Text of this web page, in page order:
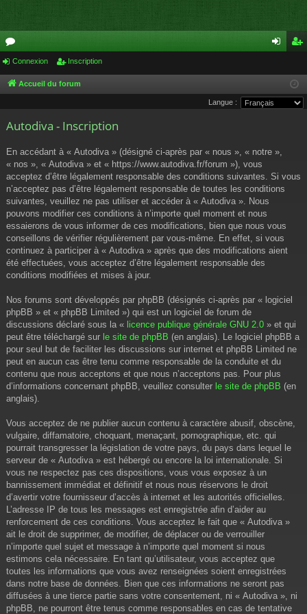
or
u
s
cri
pti
Connexion Inscription
Accueil du forum
Langue :
Autodiva - Inscription
En accédant à « Autodiva » (désigné ci-après par « nous », « notre »,
« nos », « Autodiva » et « https://www.autodiva.fr/forum »), vous
acceptez d’être légalement responsable des conditions suivantes. Si vous
n’acceptez pas d’être légalement responsable de toutes les conditions
suivantes, veuillez ne pas utiliser et accéder à « Autodiva ». Nous
pouvons modifier ces conditions à n’importe quel moment et nous
essaierons de vous informer de ces modifications, bien que nous vous
conseillons de vérifier régulièrement par vous-même. En effet, si vous
continuez à participer à « Autodiva » après que des modifications aient
été effectuées, vous acceptez d’être légalement responsable des
conditions modifiées et mises à jour.
Nos forums sont développés par phpBB (désignés ci-après par « logiciel
phpBB » et « phpBB Limited ») qui est un logiciel de forum de
discussions déclaré sous la « licence publique générale GNU 2.0 » et qui
peut être téléchargé sur le site de phpBB (en anglais). Le logiciel phpBB a
pour seul but de faciliter les discussions sur internet et phpBB Limited ne
peut en aucun cas être tenu comme responsable de la conduite et du
contenu que nous acceptons et que nous n’acceptons pas. Pour plus
d’informations concernant phpBB, veuillez consulter le site de phpBB (en
anglais).
Vous acceptez de ne publier aucun contenu à caractère abusif, obscène,
vulgaire, diffamatoire, choquant, menaçant, pornographique, etc. qui
pourrait transgresser la législation de votre pays, du pays dans lequel le
serveur de « Autodiva » est hébergé ou encore la loi internationale. Si
vous ne respectez pas ces dispositions, vous vous exposez à un
bannissement immédiat et définitif et nous nous réservons le droit
d’avertir votre fournisseur d’accès à internet et les autorités officielles.
L’adresse IP de tous les messages est enregistrée afin d’aider au
renforcement de ces conditions. Vous acceptez le fait que « Autodiva »
ait le droit de supprimer, de modifier, de déplacer ou de verrouiller
n’importe quel sujet et message à n’importe quel moment si nous
estimons cela nécessaire. En tant qu’utilisateur, vous acceptez que
toutes les informations que vous avez renseignées soient enregistrées
dans notre base de données. Bien que ces informations ne seront pas
diffusées à une tierce partie sans votre consentement, ni « Autodiva », ni
phpBB, ne pourront être tenus comme responsables en cas de tentative